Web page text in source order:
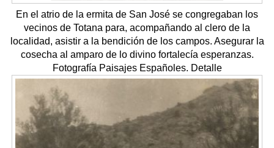
En el atrio de la ermita de San José se congregaban los
vecinos de Totana para, acompañando al clero de la
localidad, asistir a la bendición de los campos. Asegurar la
cosecha al amparo de lo divino fortalecía esperanzas.
Fotografía Paisajes Españoles. Detalle